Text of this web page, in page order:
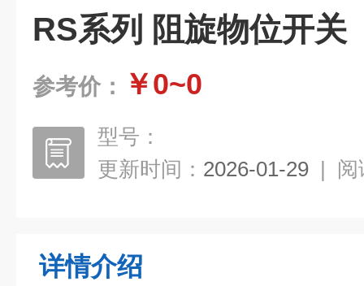
RS系列 阻旋物位开关
参考价： ￥0~0
型号：
更新时间： 2026-01-29 | 阅
详情介绍